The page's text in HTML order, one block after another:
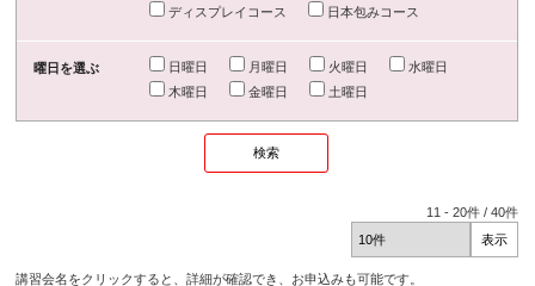
ディスプレイコース
日本包みコース
曜日を選ぶ 日曜日 月曜日 火曜日
水曜日
木曜日
金曜日 土曜日
11 -20件 /40件
講習会名をクリックすると、詳細が確認でき、お申込みも可能です。